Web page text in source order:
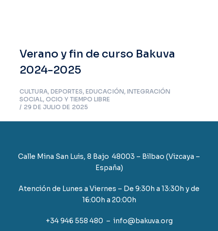
Verano y fin de curso Bakuva
2024-2025
CULTURA, DEPORTES, EDUCACIÓN,INTEGRACIÓN
SOCIAL, OCIO Y TIEMPO LIBRE
29 DE JULIO DE 2025
Calle Mina San Luis, 8 Bajo 48003 – Bilbao (Vizcaya –
España)
Atención de Lunes a Viernes – De 9:30h a 13:30h y de
16:00h a 20:00h
+34 946 558 480 – info@bakuva.org